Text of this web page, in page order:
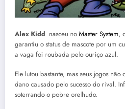
Alex Kidd nasceu no Master System,
garantiu o status de mascote por um
a vaga foi roubada pelo ouriço azul.
Ele lutou bastante, mas seus jogos
dano causado pelo sucesso do rival.
soterrando o pobre orelhudo.